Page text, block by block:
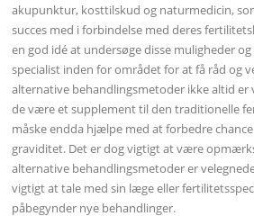
akupunktur, kosttilskud og naturmedicin,
succes med i forbindelse med deres
en god idé at undersøge disse muligheder
specialist inden for området for at få råd og
alternative behandlingsmetoder ikke altid er
de være et supplement til den traditionelle
måske endda hjælpe med at forbedre
graviditet. Det er dog vigtigt at være
alternative behandlingsmetoder er
vigtigt at tale med sin læge eller
påbegynder nye behandlinger.